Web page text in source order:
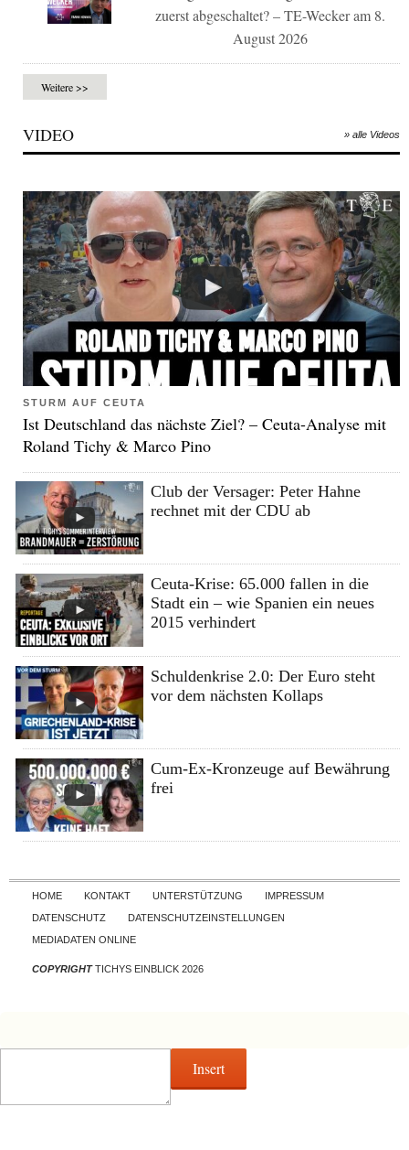
zuerst abgeschaltet? – TE-Wecker am 8.
August 2026
Weitere >>
VIDEO » alle Videos
STURM AUF CEUTA
Ist Deutschland das nächste Ziel? – Ceuta-Analyse mit
Roland Tichy & Marco Pino
Club der Versager: Peter Hahne
rechnet mit der CDU ab
Ceuta-Krise: 65.000 fallen in die
Stadt ein – wie Spanien ein neues
2015 verhindert
Schuldenkrise 2.0: Der Euro steht
vor dem nächsten Kollaps
Cum-Ex-Kronzeuge auf Bewährung
frei
Skip to content
HOME KONTAKT UNTERSTÜTZUNG
IMPRESSUM
DATENSCHUTZ
DATENSCHUTZEINSTELLUNGEN
MEDIADATEN ONLINE
COPYRIGHTTICHYS EINBLICK 2026
Insert